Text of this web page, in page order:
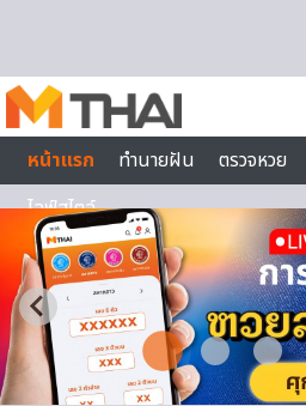
หน้าแรก
ทำนายฝัน ตรวจหวย
ไลฟ์สไตล์